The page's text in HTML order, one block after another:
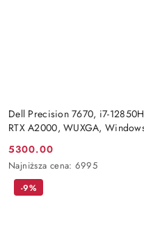
Dell Precision 7670, i7-
RTX A2000, WUXGA,
Cena
promocyjna:
5300.00
Najniższa
cena
Najniższa cena: 6995
-9%